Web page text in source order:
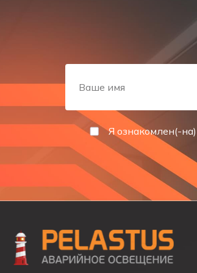
компактен, прост в
Аварийный светодиодный
светодиодного освещения.
ТИП СВЕТИЛЬНИКА
Двухсторонний накладной
КАТЕГОРИЯ СВЕТИЛЬНИКА
Световой указатель, указатель
ОПИСАНИЕ
рассеиватель указателя
герметичность указателя PL EM 3.0
Я ознакомлен(-